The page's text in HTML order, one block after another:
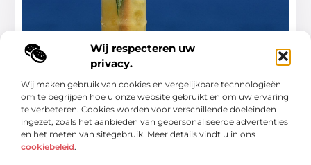
Wij respecteren uw
privacy.
Wij maken gebruik van cookies en vergelijkbare technologieën
om te begrijpen hoe u onze website gebruikt en om uw ervaring
te verbeteren. Cookies worden voor verschillende doeleinden
ingezet, zoals het aanbieden van gepersonaliseerde advertenties
en het meten van sitegebruik. Meer details vindt u in ons
cookiebeleid.
Geniet van culinaire verwennerij aan
Een unieke locatie voor jouw evenementen Stel je voor:
een prachtige zonsondergang, het geluid
...